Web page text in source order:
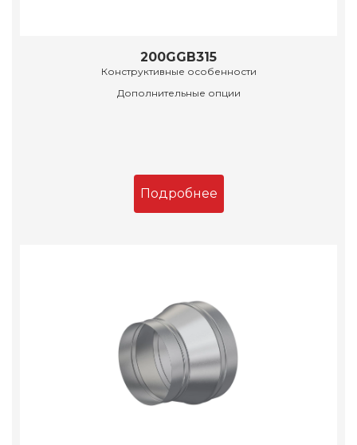
200GGB315
Конструктивные особенности
Дополнительные опции
Подробнее